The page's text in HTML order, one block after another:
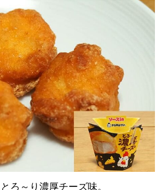
ろ～り濃厚チーズ味。